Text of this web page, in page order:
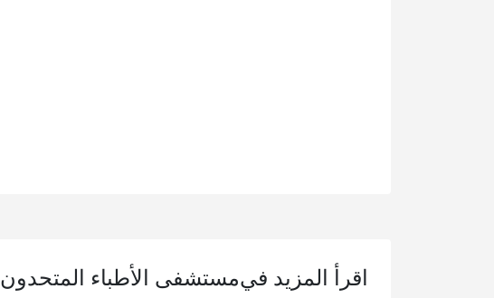
اقرأ المزيد فيمستشفى الأطباء المتحدون